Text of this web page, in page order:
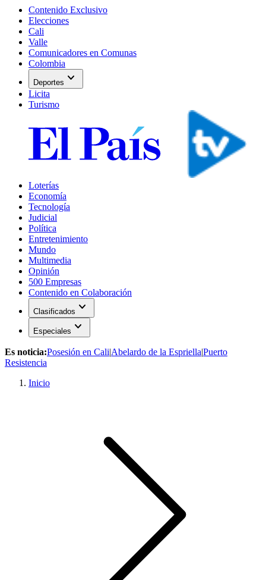
Contenido Exclusivo
Elecciones
Cali
Valle
Comunicadores en Comunas
Colombia
Deportes expand_more
Licita
Turismo
Loterías
Economía
Tecnología
Judicial
Política
Entretenimiento
Mundo
Multimedia
Opinión
500 Empresas
Contenido en Colaboración
Clasificados expand_more
Especiales expand_more
Es noticia:Posesión en Cali|Abelardo de la Espriella|Puerto
Resistencia
Inicio